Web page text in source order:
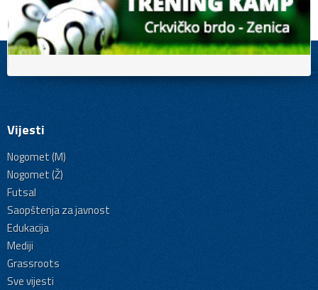
Vijesti
Nogomet (M)
Nogomet (Ž)
Futsal
Saopštenja za javnost
Edukacija
Mediji
Grassroots
Sve vijesti